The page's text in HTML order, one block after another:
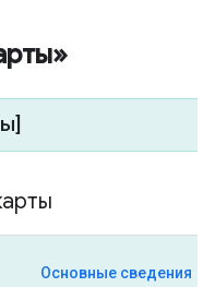
Основные сведения